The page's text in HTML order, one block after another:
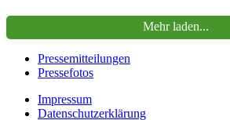
Mehr laden...
Pressemitteilungen
Pressefotos
Impressum
Datenschutzerklärung